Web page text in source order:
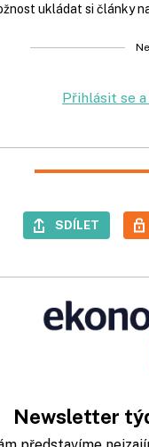
ukládat si články
Přihlásit se
SDÍLET
Newsletter